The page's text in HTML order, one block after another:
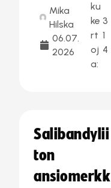
Mika
Hilska
06.07.
2026
ku
ke
rt
oj
a:
3
1
4
Salibandylii
ton
ansiomerkk